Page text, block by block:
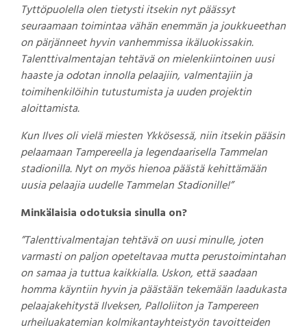
Tyttöpuolella olen tietysti itsekin nyt päässyt
seuraamaan toimintaa vähän enemmän ja joukkueethan
on pärjänneet hyvin vanhemmissa ikäluokissakin.
Talenttivalmentajan tehtävä on mielenkiintoinen uusi
haaste ja odotan innolla pelaajiin, valmentajiin ja
toimihenkilöihin tutustumista ja uuden projektin
aloittamista.
Kun Ilves oli vielä miesten Ykkösessä, niin itsekin pääsin
pelaamaan Tampereella ja legendaarisella Tammelan
stadionilla. Nyt on myös hienoa päästä kehittämään
uusia pelaajia uudelle Tammelan Stadionille!”
Minkälaisia odotuksia sinulla on?
”Talenttivalmentajan tehtävä on uusi minulle, joten
varmasti on paljon opeteltavaa mutta perustoimintahan
on samaa ja tuttua kaikkialla. Uskon, että saadaan
homma käyntiin hyvin ja päästään tekemään laadukasta
pelaajakehitystä Ilveksen, Palloliiton ja Tampereen
urheiluakatemian kolmikantayhteistyön tavoitteiden